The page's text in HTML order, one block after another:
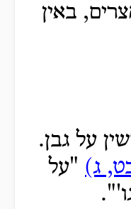
באין
על גבן.
ג) "על